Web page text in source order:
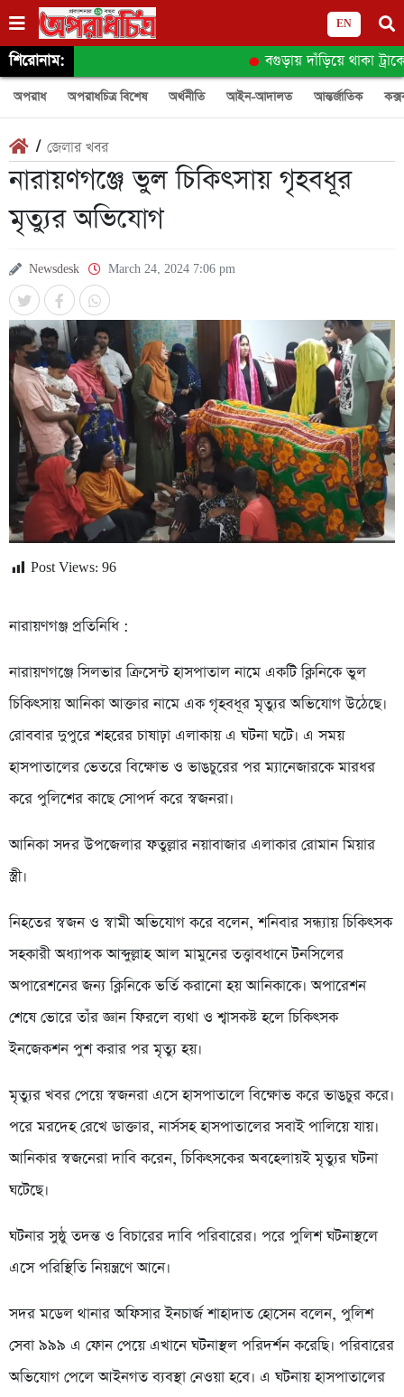
EN
শিরোনাম: বগুড়ায় দাঁড়িয়ে থাকা ট্রাকে
অপরাধ অপরাধচিত্র বিশেষ অর্থনীতি আইন-আদালত আন্তর্জাতিক
/ জেলার খবর
নারায়ণগঞ্জে ভুল চিকিৎসায় গৃহবধূর
মৃত্যুর অভিযোগ
Newsdesk March 24, 2024 7:06 pm
Post Views: 96
নারায়ণগঞ্জ প্রতিনিধি :
নারায়ণগঞ্জে সিলভার ক্রিসেন্ট হাসপাতাল নামে একটি ক্লিনিকে ভুল
চিকিৎসায় আনিকা আক্তার নামে এক গৃহবধূর মৃত্যুর অভিযোগ উঠেছে।
রোববার দুপুরে শহরের চাষাঢ়া এলাকায় এ ঘটনা ঘটে। এ সময়
হাসপাতালের ভেতরে বিক্ষোভ ও ভাঙচুরের পর ম্যানেজারকে মারধর
করে পুলিশের কাছে সোপর্দ করে স্বজনরা।
আনিকা সদর উপজেলার ফতুল্লার নয়াবাজার এলাকার রোমান মিয়ার
স্ত্রী।
নিহতের স্বজন ও স্বামী অভিযোগ করে বলেন, শনিবার সন্ধ্যায় চিকিৎসক
সহকারী অধ্যাপক আব্দুল্লাহ আল মামুনের তত্ত্বাবধানে টনসিলের
অপারেশনের জন্য ক্লিনিকে ভর্তি করানো হয় আনিকাকে। অপারেশন
শেষে ভোরে তাঁর জ্ঞান ফিরলে ব্যথা ও শ্বাসকষ্ট হলে চিকিৎসক
ইনজেকশন পুশ করার পর মৃত্যু হয়।
মৃত্যুর খবর পেয়ে স্বজনরা এসে হাসপাতালে বিক্ষোভ করে ভাঙচুর করে।
পরে মরদেহ রেখে ডাক্তার, নার্সসহ হাসপাতালের সবাই পালিয়ে যায়।
আনিকার স্বজনেরা দাবি করেন, চিকিৎসকের অবহেলায়ই মৃত্যুর ঘটনা
ঘটেছে।
ঘটনার সুষ্ঠু তদন্ত ও বিচারের দাবি পরিবারের। পরে পুলিশ ঘটনাস্থলে
এসে পরিস্থিতি নিয়ন্ত্রণে আনে।
সদর মডেল থানার অফিসার ইনচার্জ শাহাদাত হোসেন বলেন, পুলিশ
সেবা ৯৯৯ এ ফোন পেয়ে এখানে ঘটনাস্থল পরিদর্শন করেছি। পরিবারের
অভিযোগ পেলে আইনগত ব্যবস্থা নেওয়া হবে। এ ঘটনায় হাসপাতালের